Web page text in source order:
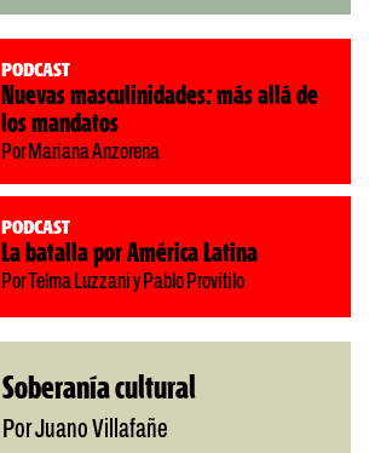
Podcast
Nuevas masculinidades: más allá de
los mandatos
Por Mariana Anzorena
Podcast
La batalla por América Latina
Por Telma Luzzani y Pablo Provitilo
Soberanía cultural
Por Juano Villafañe